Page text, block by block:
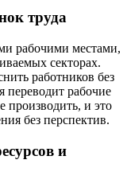
труда
рабочими местами,
секторах.
работников без
переводит рабочие
производить, и это
без перспектив.
и